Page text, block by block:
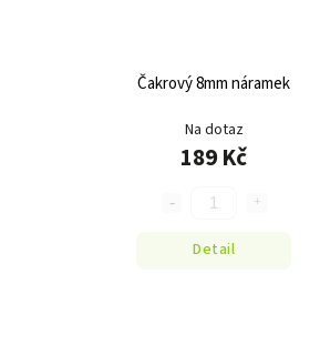
Čakrový 8mm náramek
Na dotaz
189 Kč
Detail